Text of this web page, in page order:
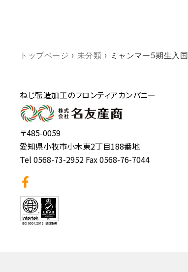
トップページ › 未分類 › ミャンマー5期生入国
ねじ転造加工のフロンティアカンパニー
〒485-0059
愛知県小牧市小木東2丁目188番地
Tel 0568-73-2952 Fax 0568-76-7044